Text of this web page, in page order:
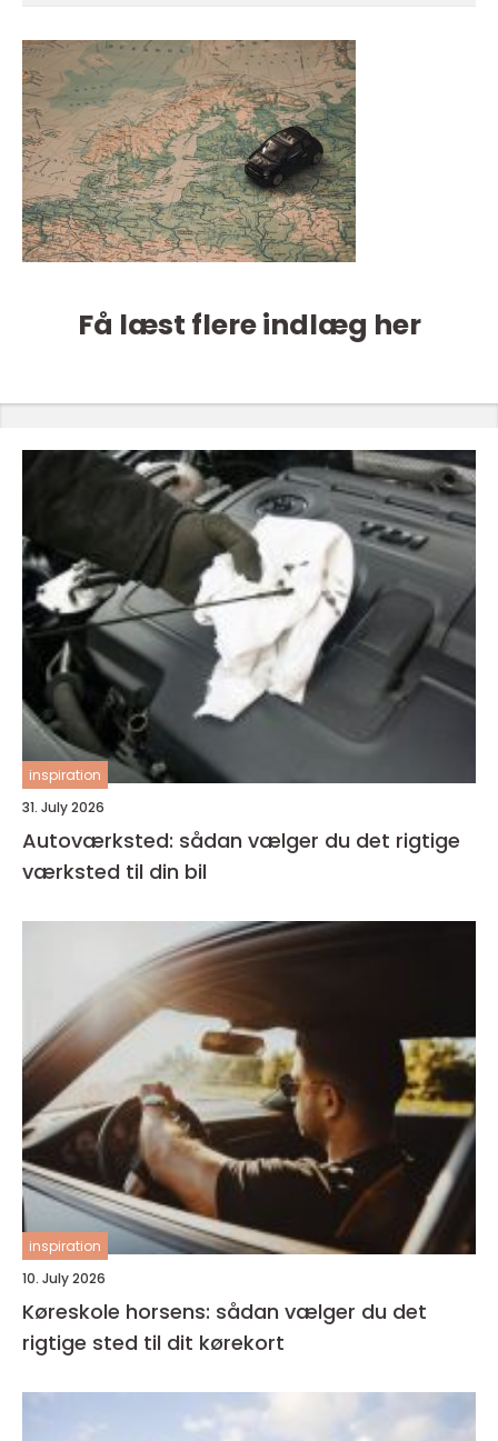
Få læst flere indlæg her
inspiration
31. July 2026
Autoværksted: sådan vælger du det rigtige
værksted til din bil
inspiration
10. July 2026
Køreskole horsens: sådan vælger du det
rigtige sted til dit kørekort